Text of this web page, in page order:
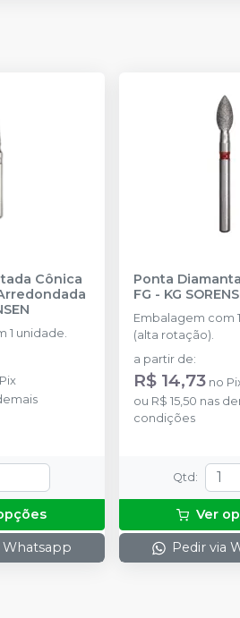
Cônica
1 unidade.
Pix
Whatsapp
Ponta
FG - KG
Embalagem com
(alta rotação).
a partir de:
R$ 14,73 no
ou R$ 15,50 nas
condições
Qtd :
Ver
Pedir via